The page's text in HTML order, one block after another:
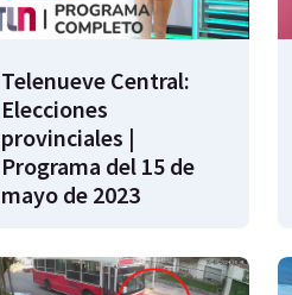
Telenueve Central:
Elecciones
provinciales |
Programa del 15 de
mayo de 2023